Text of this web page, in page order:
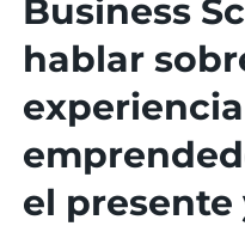
Business
hablar
el